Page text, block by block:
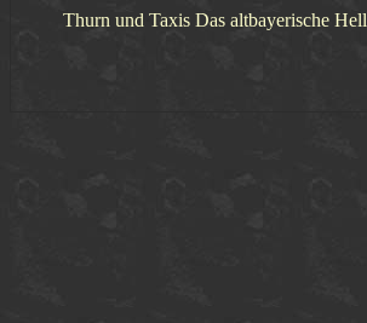
Thurn und Taxis Das altbayerische Hell